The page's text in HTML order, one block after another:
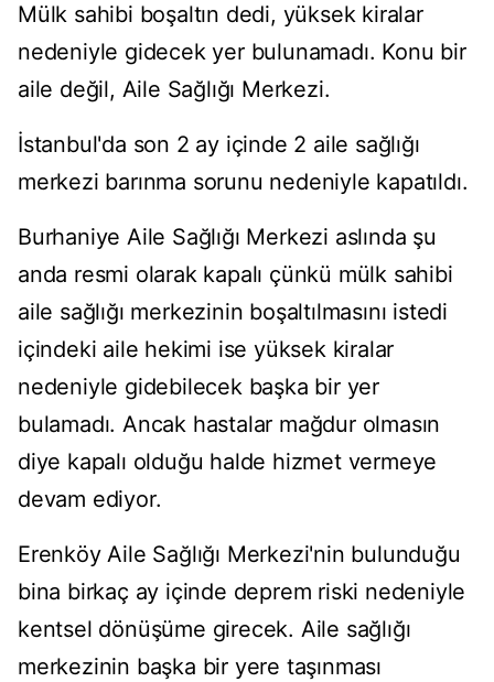
Mülk sahibi boşaltın dedi, yüksek kiralar
nedeniyle gidecek yer bulunamadı. Konu bir
aile değil, Aile Sağlığı Merkezi.
İstanbul'da son 2 ay içinde 2 aile sağlığı
merkezi barınma sorunu nedeniyle kapatıldı.
Burhaniye Aile Sağlığı Merkezi aslında şu
anda resmi olarak kapalı çünkü mülk sahibi
aile sağlığı merkezinin boşaltılmasını istedi
içindeki aile hekimi ise yüksek kiralar
nedeniyle gidebilecek başka bir yer
bulamadı. Ancak hastalar mağdur olmasın
diye kapalı olduğu halde hizmet vermeye
devam ediyor.
Erenköy Aile Sağlığı Merkezi'nin bulunduğu
bina birkaç ay içinde deprem riski nedeniyle
kentsel dönüşüme girecek. Aile sağlığı
merkezinin başka bir yere taşınması